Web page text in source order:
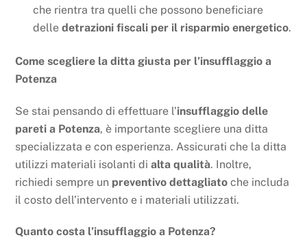
che rientra tra quelli che possono beneficiare
delle detrazioni fiscali per il risparmio energetico.
Come scegliere la ditta giusta per l’insufflaggio a
Potenza
Se stai pensando di effettuare l’insufflaggio delle
pareti a Potenza, è importante scegliere una ditta
specializzata e con esperienza. Assicurati che la ditta
utilizzi materiali isolanti dialta qualità. Inoltre,
richiedi sempre un preventivo dettagliato che includa
il costo dell’intervento e i materiali utilizzati.
Quanto costa l’insufflaggio a Potenza?